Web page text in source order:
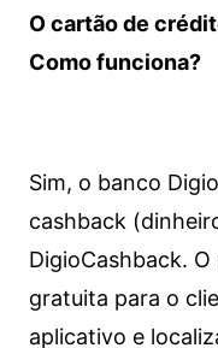
O cartão de
Como funciona?
Sim, o banco
cashback
DigioCashback.
gratuita para o
aplicativo e